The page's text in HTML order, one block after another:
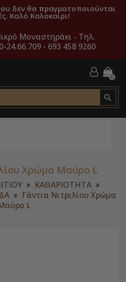
δεν θα πραγματοποιούνται
Καλό Καλοκαίρι!
Μοναστηράκι - Τηλ.
24.66.709 - 693 458 9260
0

Χρώμα Μαύρο L
ΚΑΘΑΡΙΟΤΗΤΑ
Γάντια Νιτριλίου Χρώμα
L